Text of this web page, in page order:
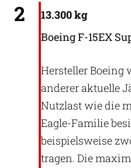
2
13.300 kg
Boeing F-15EX
Hersteller Boeing
anderer aktuelle
Nutzlast wie die
Eagle-Familie
beispielsweise
tragen. Die